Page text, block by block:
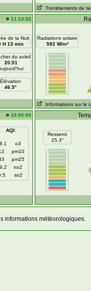
Tremblements de
11:13:52
de la Nuit
H 13 min
du soleil
20:51
Élévation
46.5°
Radiations solaire
592 W/m²
Informations sur le
10:00:00
AQI:
o3
pm10
pm25
no2
so2
Ressenti
25.3°
informations météorologiques.